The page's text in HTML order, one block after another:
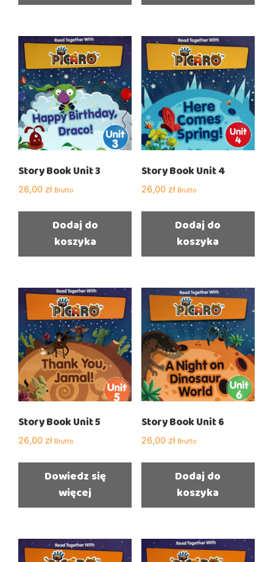
Story Book Unit 3
26,00 zł Brutto
Dodaj do
koszyka
Story Book Unit 4
26,00 zł Brutto
Dodaj do
koszyka
Story Book Unit 5
26,00 zł Brutto
Dowiedz się
więcej
Story Book Unit 6
26,00 zł Brutto
Dodaj do
koszyka